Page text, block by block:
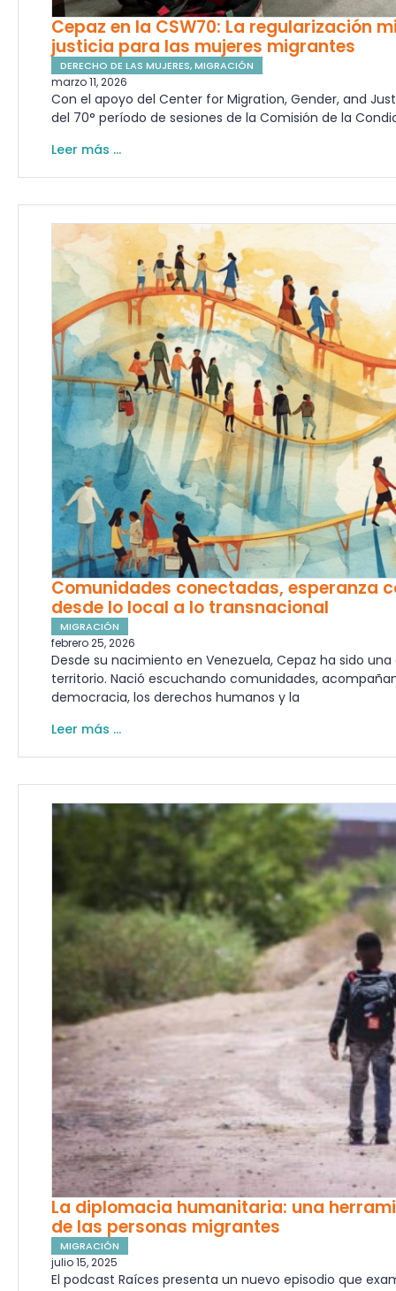
Cepaz en la CSW70: La regularización
justicia para las mujeres migrantes
DERECHO DE LAS MUJERES,MIGRACIÓN
marzo 11, 2026
Con el apoyo del Center for Migration, Gender, and
del 70° período de sesiones de la Comisión de la
Leer más ...
Comunidades conectadas, esperanza
desde lo local a lo transnacional
MIGRACIÓN
febrero 25, 2026
Desde su nacimiento en Venezuela, Cepaz ha sido
territorio. Nació escuchando comunidades,
democracia, los derechos humanos y la
Leer más ...
La diplomacia humanitaria: una
de las personas migrantes
MIGRACIÓN
julio 15, 2025
El podcast Raíces presenta un nuevo episodio que